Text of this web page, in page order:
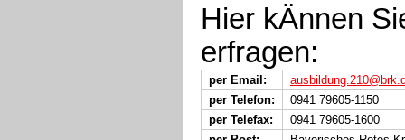
Hier kÄnnen
erfragen:
per Email:
per Telefon:
0941 79605-1150
per Telefax:
0941 79605-1600